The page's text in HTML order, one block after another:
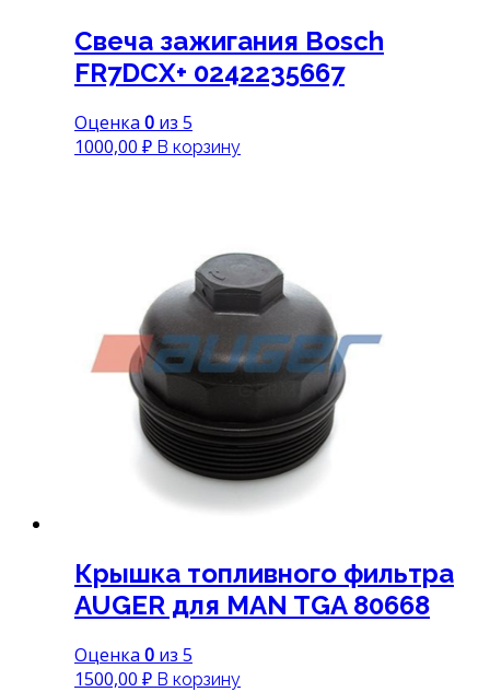
Свеча зажигания Bosch
FR7DСX+ 0242235667
Оценка 0 из 5
1000,00 ₽ В корзину
Крышка топливного фильтра
AUGER для MAN TGA 80668
Оценка 0 из 5
1500,00 ₽ В корзину